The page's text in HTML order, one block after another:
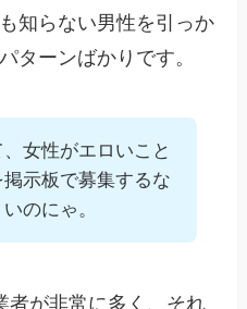
知らない男性を引っか
ターンばかりです。
女性がエロいこと
示板で募集するな
のにゃ。
者が非常に多く、それ